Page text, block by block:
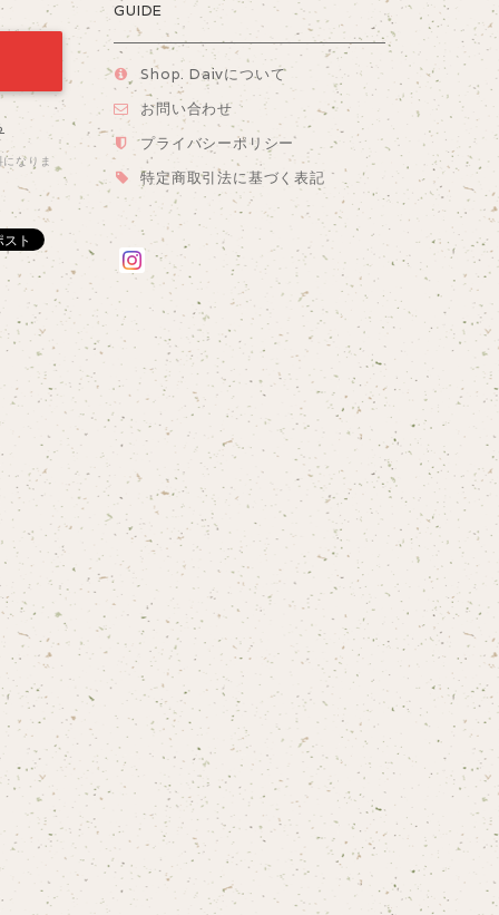
なりま
GUIDE
Shop. Daivについて
お問い合わせ
プライバシーポリシー
特定商取引法に基づく表記